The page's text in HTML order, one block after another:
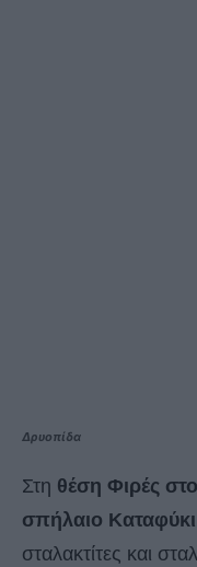
Δρυοπίδα
Στη θέση Φιρές
σπήλαιο Καταφύκι
σταλακτίτες και